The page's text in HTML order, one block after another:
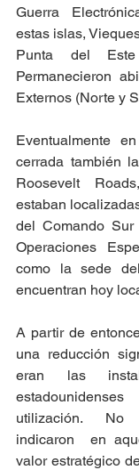
Guerra
estas islas,
Punta del
Permanecieron
Externos (Norte y
Eventualmente
cerrada también
Roosevelt
estaban
del Comando
Operaciones
como la sede
encuentran hoy
A partir de
una reducción
eran las
utilización. No
indicaron  en
valor estratégico